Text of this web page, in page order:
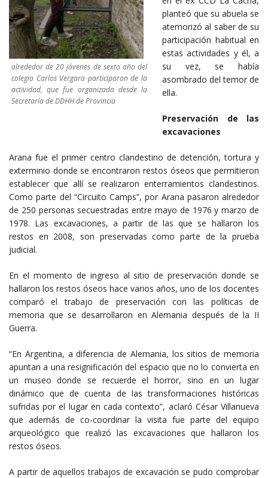
alrededor de 20 jóvenes de sexto año del
colegio Carlos Vergara participaron de la
actividad, que fue organizada desde la
Secretaría de DDHH de Provincia
planteó que su abuela se
atemorizó al saber de su
participación habitual en
estas actividades y él, a
su vez, se había
asombrado del temor de
ella.
Preservación de las
excavaciones
Arana fue el primer centro clandestino de detención, tortura y
exterminio donde se encontraron restos óseos que permitieron
establecer que allí se realizaron enterramientos clandestinos.
Como parte del “Circuito Camps”, por Arana pasaron alrededor
de 250 personas secuestradas entre mayo de 1976 y marzo de
1978. Las excavaciones, a partir de las que se hallaron los
restos en 2008, son preservadas como parte de la prueba
judicial.
En el momento de ingreso al sitio de preservación donde se
hallaron los restos óseos hace varios años, uno de los docentes
comparó el trabajo de preservación con las políticas de
memoria que se desarrollaron en Alemania después de la II
Guerra.
“En Argentina, a diferencia de Alemania, los sitios de memoria
apuntan a una resignificación del espacio que no lo convierta en
un museo donde se recuerde el horror, sino en un lugar
dinámico que de cuenta de las transformaciones históricas
sufridas por el lugar en cada contexto”, aclaró César Villanueva
que además de co-coordinar la visita fue parte del equipo
arqueológico que realizó las excavaciones que hallaron los
restos óseos.
A partir de aquellos trabajos de excavación se pudo comprobar